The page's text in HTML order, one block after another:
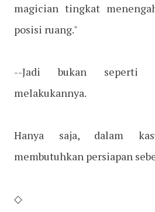
magician tingkat
posisi ruang."
--Jadi bukan
melakukannya.
Hanya saja, dalam
membutuhkan persiapan
◇